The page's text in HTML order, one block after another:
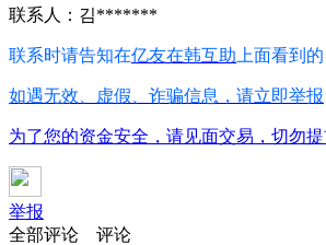
联系人：김*******
联系时请告知在亿友在韩互助 上面看到的
如遇无效、虚假、诈骗信息，请立即举报
为了您的资金安全，请见面交易，切勿
举报
全部评论
评论